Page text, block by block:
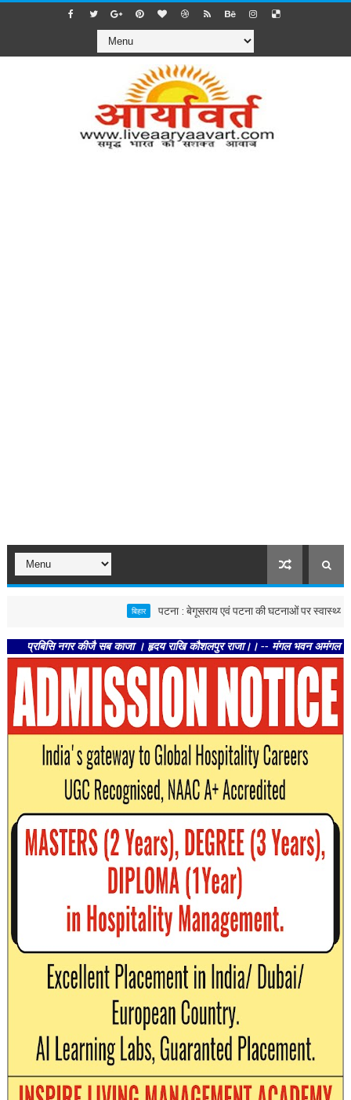
पटना : बेगूसराय एवं पटना की घटनाओं पर स्वास्थ्य विभाग
नगर कीजै सब काजा । हृदय राखि कौशलपुर राजा।। -- मंगल भवन अमंगल हारी।